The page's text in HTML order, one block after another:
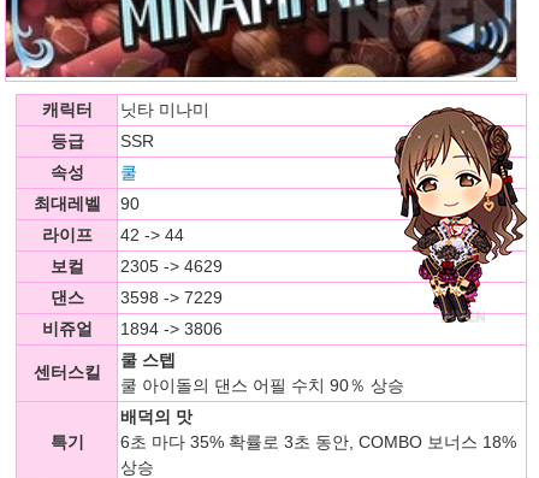
캐릭터
닛타 미나미
등급
SSR
속성
쿨
최대레벨
90
라이프
42 -> 44
보컬
2305 -> 4629
댄스
3598 -> 7229
비쥬얼
1894 -> 3806
센터스킬
쿨 스텝
쿨 아이돌의 댄스 어필 수치 90％ 상승
특기
배덕의 맛
6초 마다 35% 확률로 3초 동안, COMBO 보너스 18%
상승